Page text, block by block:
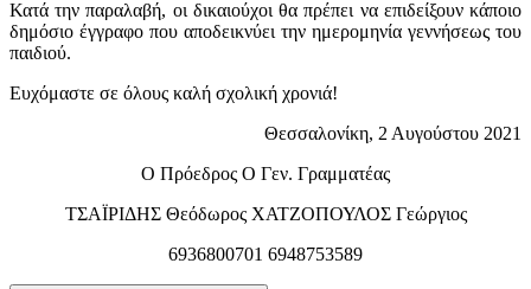
Κατά την παραλαβή, οι δικαιούχοι θα πρέπει να επιδείξουν κάποιο
δημόσιο έγγραφο που αποδεικνύει την ημερομηνία γεννήσεως του
παιδιού.
Ευχόμαστε σε όλους καλή σχολική χρονιά!
Θεσσαλονίκη, 2 Αυγούστου 2021
Ο Πρόεδρος Ο Γεν. Γραμματέας
ΤΣΑΪΡΙΔΗΣ Θεόδωρος ΧΑΤΖΟΠΟΥΛΟΣ Γεώργιος
6936800701 6948753589